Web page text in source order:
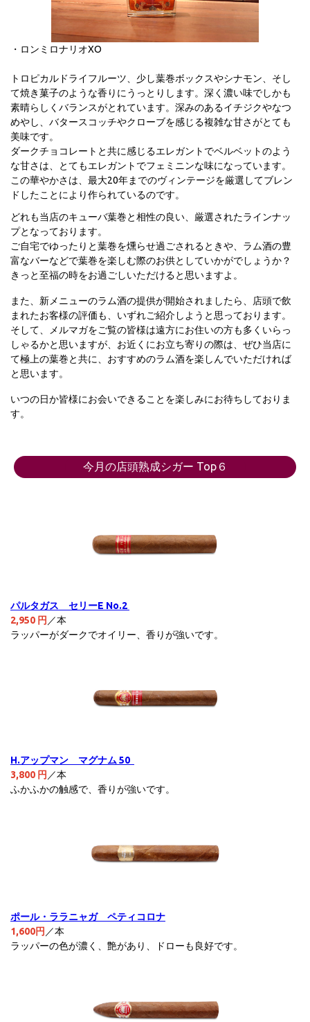
・ロンミロナリオXO
トロピカルドライフルーツ、少し葉巻ボックスやシナモン、そし
て焼き菓子のような香りにうっとりします。深く濃い味でしかも
素晴らしくバランスがとれています。深みのあるイチジクやなつ
めやし、バタースコッチやクローブを感じる複雑な甘さがとても
美味です。
ダークチョコレートと共に感じるエレガントでベルベットのよう
な甘さは、とてもエレガントでフェミニンな味になっています。
この華やかさは、最大20年までのヴィンテージを厳選してブレン
ドしたことにより作られているのです。
どれも当店のキューバ葉巻と相性の良い、厳選されたラインナッ
プとなっております。
ご自宅でゆったりと葉巻を燻らせ過ごされるときや、ラム酒の豊
富なバーなどで葉巻を楽しむ際のお供としていかがでしょうか？
きっと至福の時をお過ごしいただけると思いますよ。
また、新メニューのラム酒の提供が開始されましたら、店頭で飲
まれたお客様の評価も、いずれご紹介しようと思っております。
そして、メルマガをご覧の皆様は遠方にお住いの方も多くいらっ
しゃるかと思いますが、お近くにお立ち寄りの際は、ぜひ当店に
て極上の葉巻と共に、おすすめのラム酒を楽しんでいただければ
と思います。
いつの日か皆様にお会いできることを楽しみにお待ちしておりま
す。
今月の店頭熟成シガー Top６
パルタガス セリーE No.2
2,950 円 ／本
ラッパーがダークでオイリー、香りが強いです。
H.アップマン マグナム 50
3,800 円 ／本
ふかふかの触感で、香りが強いです。
ポール・ララニャガ ペティコロナ
1,600円 ／本
ラッパーの色が濃く、艶があり、ドローも良好です。